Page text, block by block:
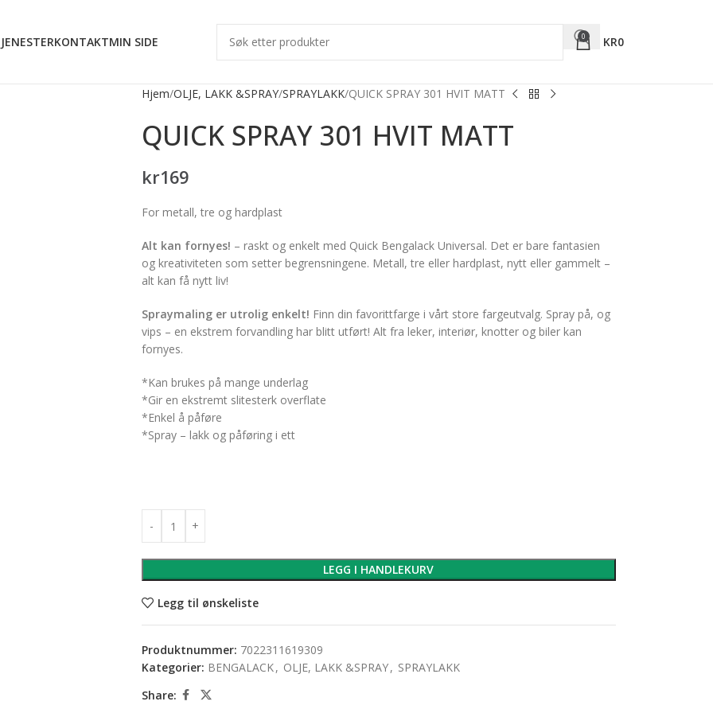
KONTAKTMIN SIDE 0 KR0
Hjem OLJE, LAKK &SPRAY SPRAYLAKK QUICK SPRAY 301 HVIT MATT
QUICK SPRAY 301 HVIT MATT
kr169
For metall, tre og hardplast
Alt kan fornyes! – raskt og enkelt med Quick Bengalack Universal. Det er bare fantasien
og kreativiteten som setter begrensningene. Metall, tre eller hardplast, nytt eller gammelt –
alt kan få nytt liv!
Spraymaling er utrolig enkelt! Finn din favorittfarge i vårt store fargeutvalg. Spray på, og
vips – en ekstrem forvandling har blitt utført! Alt fra leker, interiør, knotter og biler kan
fornyes.
*Kan brukes på mange underlag
*Gir en ekstremt slitesterk overflate
*Enkel å påføre
*Spray – lakk og påføring i ett
LEGG I HANDLEKURV
Legg til ønskeliste
Produktnummer: 7022311619309
Kategorier: BENGALACK, OLJE, LAKK &SPRAY, SPRAYLAKK
Share: